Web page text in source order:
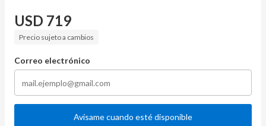
USD 719
Precio sujeto a cambios
Correo electrónico
Avísame cuando esté disponible